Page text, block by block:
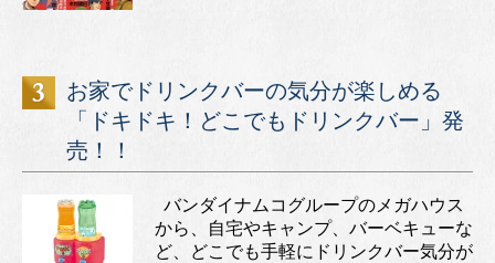
お家でドリンクバーの気分が楽しめる
「ドキドキ！どこでもドリンクバー」発
売！！
バンダイナムコグループのメガハウス
から、自宅やキャンプ、バーベキューな
ど、どこでも手軽にドリンクバー気分が